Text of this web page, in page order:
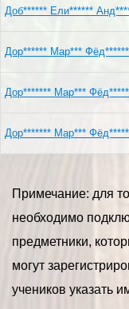
Доб****** Ели******
Дор****** Мар*** Фёд******
Дор******* Мар***
Дор******* Мар***
Примечание: для
необходимо
предметники,
могут
учеников указать